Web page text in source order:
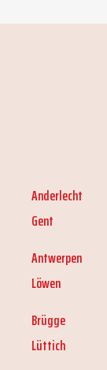
Anderlecht
Gent
Antwerpen
Löwen
Brügge
Lüttich